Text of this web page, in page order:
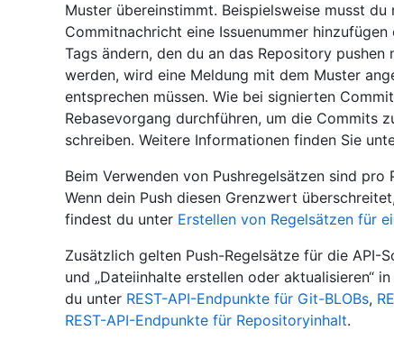
Muster übereinstimmt. Beispielsweise musst
Commitnachricht eine Issuenummer
Tags ändern, den du an das Repository
werden, wird eine Meldung mit dem Muster
entsprechen müssen. Wie bei signierten
Rebasevorgang durchführen, um die Commits
schreiben. Weitere Informationen finden Sie
Beim Verwenden von Pushregelsätzen sind
Wenn dein Push diesen Grenzwert
findest du unter Erstellen von Regelsätzen für
Zusätzlich gelten Push-Regelsätze für die API-
und „Dateiinhalte erstellen oder aktualisieren“
du unter REST-API-Endpunkte für Git-BLOBs,
REST-API-Endpunkte für Repositoryinhalt.